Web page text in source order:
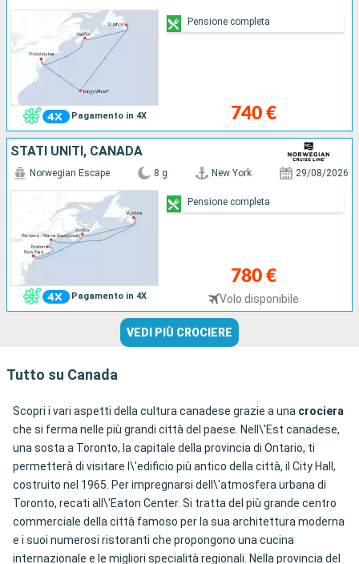
Pagamento in 4X 740 €
Pensione completa
STATI UNITI, CANADA
Pagamento in 4X
Norwegian Escape 8 g New York 29/08/2026
780 €
Volo disponibile
Pensione completa
VEDI PIÙ CROCIERE
Tutto su Canada
Scopri i vari aspetti della cultura canadese grazie a una crociera
che si ferma nelle più grandi città del paese. Nell\'Est canadese,
una sosta a Toronto, la capitale della provincia di Ontario, ti
permetterà di visitare l\'edificio più antico della città, il City Hall,
costruito nel 1965. Per impregnarsi dell\'atmosfera urbana di
Toronto, recati all\'Eaton Center. Si tratta del più grande centro
commerciale della città famoso per la sua architettura moderna
e i suoi numerosi ristoranti che propongono una cucina
internazionale e le migliori specialità regionali. Nella provincia del